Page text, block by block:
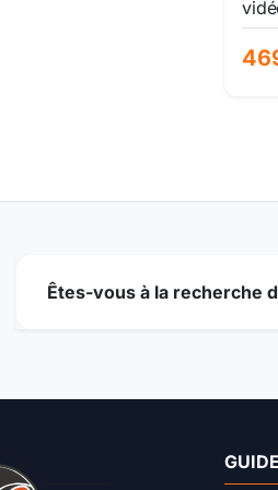
ia
Êtes-vous à la recherche